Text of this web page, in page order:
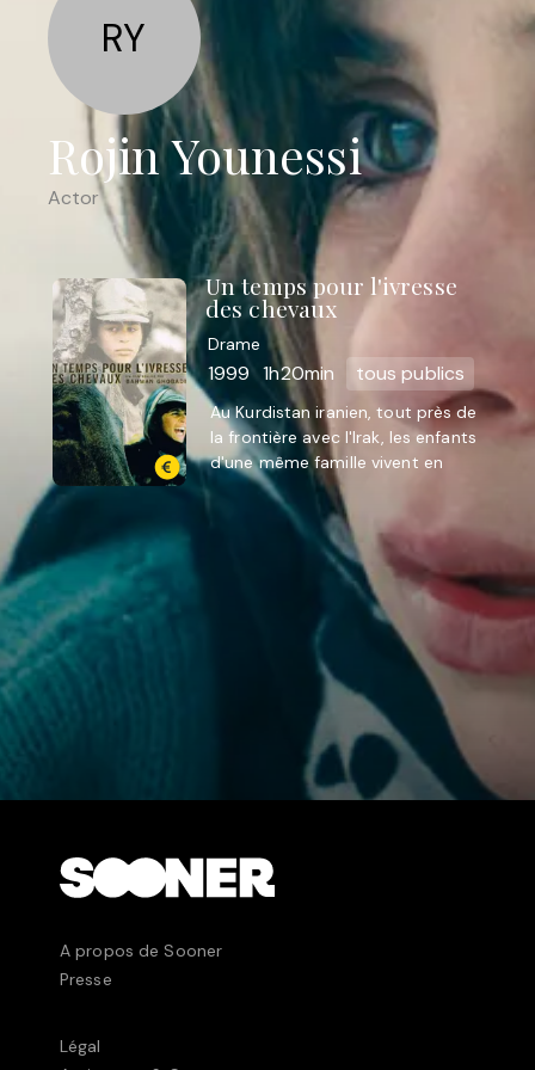
RY
Rojin Younessi
Actor
Un temps pour l'ivresse
des chevaux
Drame
1999 1h20min tous publics
Au Kurdistan iranien, tout près de
la frontière avec l'Irak, les enfants
d'une même famille vivent en
subvenant seuls à leurs besoins. Le
benjamin souffre ...
A propos de Sooner
Presse
Légal